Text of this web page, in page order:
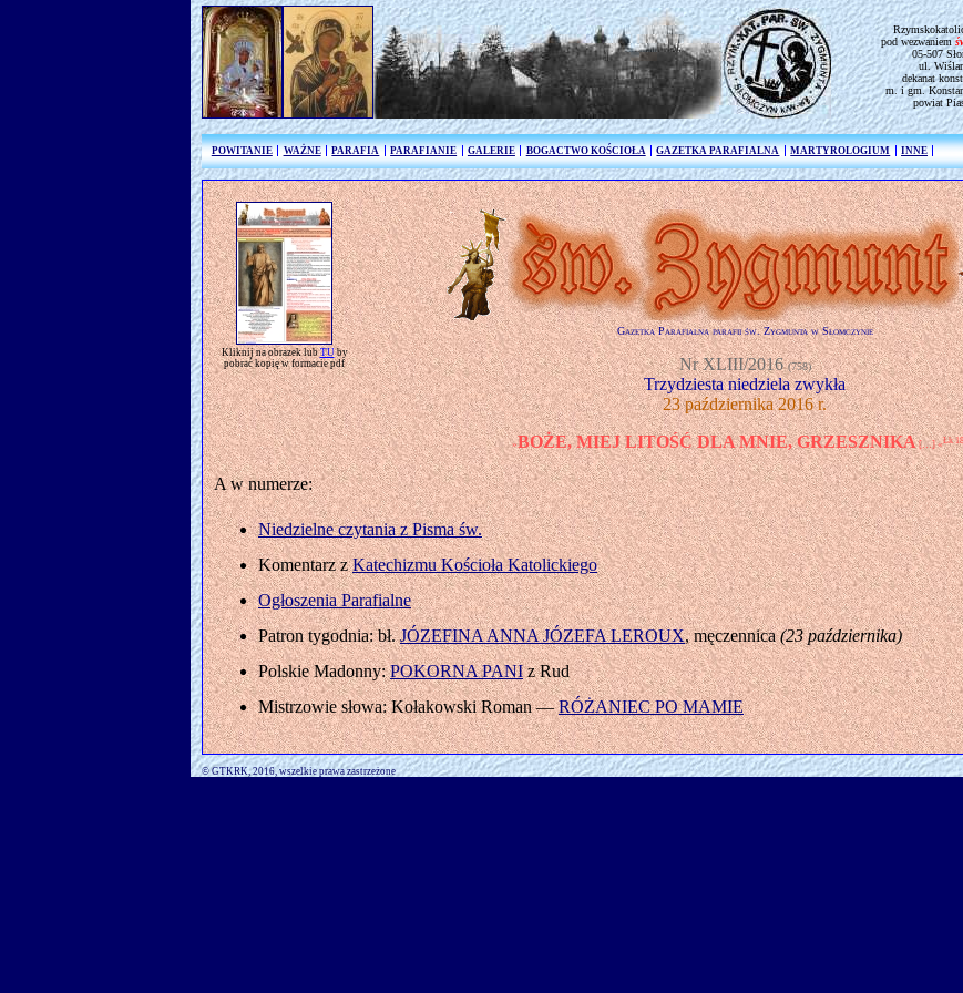
pod wezwaniem
05-507
ul.
dekanat
m. i gm.
powiat
POWITANIE WAŻNE PARAFIA PARAFIANIE GALERIE BOGACTWO KOŚCIOŁA GAZETKA PARAFIALNA MARTYROLOGIUM INNE
Kliknij na obrazek lubTUby
pobrać kopię w formacie pdf
Gazetka Parafialna parafii św. Zygmunta w Słomczynie
Nr XLIII/2016(758)
Trzydziesta niedziela zwykła
23 października 2016 r.
»BOŻE, MIEJ LITOŚĆ DLA MNIE, GRZESZNIKA[…] «Łk
A w numerze:
Niedzielne czytania z Pisma św.
Komentarz zKatechizmu Kościoła Katolickiego
Ogłoszenia Parafialne
Patron tygodnia: bł.JÓZEFINA ANNA JÓZEFA LEROUX, męczennica(23 października)
Polskie Madonny:POKORNA PANIz Rud
Mistrzowie słowa: Kołakowski Roman —RÓŻANIEC PO MAMIE
© GTKRK, 2016, wszelkie prawa zastrzeżone